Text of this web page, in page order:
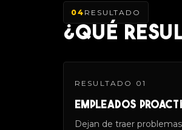
04 RESULTADO
¿QUÉ
RESULTADO 01
EMPLEADOS
Dejan de traer